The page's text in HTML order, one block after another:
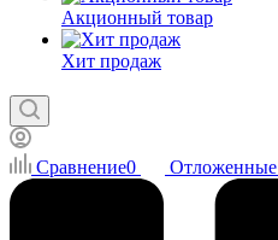
Акционный товар
Хит продаж
Сравнение0 Отложенные